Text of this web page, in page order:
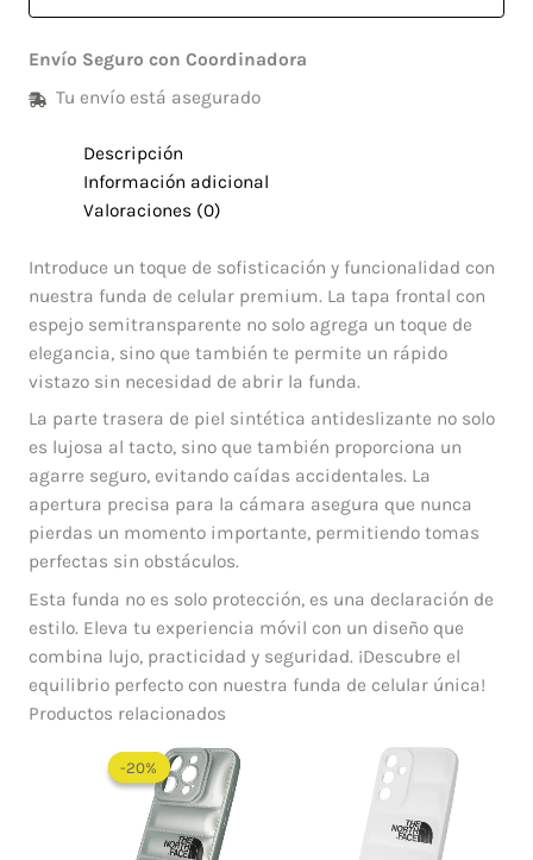
Envío Seguro con Coordinadora
Tu envío está asegurado
Descripción
Información adicional
Valoraciones (0)
Introduce un toque de sofisticación y funcionalidad con
nuestra funda de celular premium. La tapa frontal con
espejo semitransparente no solo agrega un toque de
elegancia, sino que también te permite un rápido
vistazo sin necesidad de abrir la funda.
La parte trasera de piel sintética antideslizante no solo
es lujosa al tacto, sino que también proporciona un
agarre seguro, evitando caídas accidentales. La
apertura precisa para la cámara asegura que nunca
pierdas un momento importante, permitiendo tomas
perfectas sin obstáculos.
Esta funda no es solo protección, es una declaración de
estilo. Eleva tu experiencia móvil con un diseño que
combina lujo, practicidad y seguridad. ¡Descubre el
equilibrio perfecto con nuestra funda de celular única!
Productos relacionados
-20%
-20%
precio
original
era:
$ 60.000.